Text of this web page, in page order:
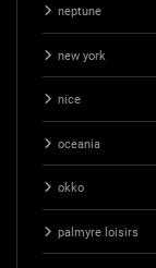
neptune
new york
nice
oceania
okko
palmyre loisirs